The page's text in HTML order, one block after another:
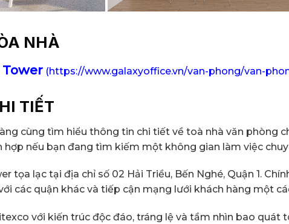
NHÀ
(https://www.galaxyoffice.vn/van-phong/van-
TIẾT
cùng tìm hiểu thông tin chi tiết về toà nhà văn phòng
hợp nếu bạn đang tìm kiếm một không gian làm việc
tọa lạc tại địa chỉ số 02 Hải Triều, Bến Nghé, Quận 1.
các quận khác và tiếp cận mạng lưới khách hàng một
với kiến trúc độc đáo, tráng lệ và tầm nhìn bao